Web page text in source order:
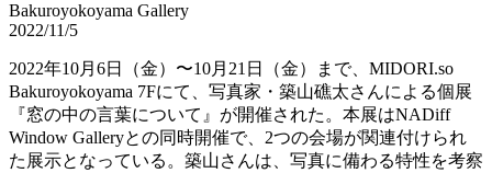
Bakuroyokoyama Gallery
2022/11/5
2022年10月 6日（金）〜10月 21 日（金）まで、 MIDORI.so
Bakuroyokoyama 7Fにて、写真家・築山礁太さんによる個展
『窓の中の言葉について』が開催された。本展はNADiff
Window Galleryとの同時開催で、 2つの会場が関連付けられ
た展示となっている。築山さんは、写真に備わる特性を考察